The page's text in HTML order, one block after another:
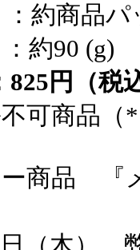
約商品パ
90 (g)
円（税
可商品（
商品 『